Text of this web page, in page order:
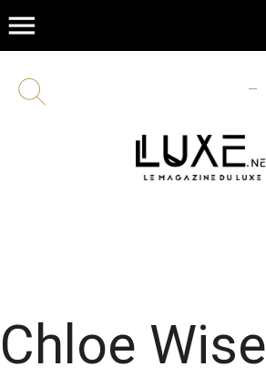
menu
Chloe Wise